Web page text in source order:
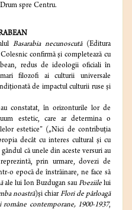
spre Centru.
Basarabia necunoscută (Editura
confirmă şi completează cu
redus de ideologii oficiali în
filozofi ai culturii universale
de impactul culturii ruse şi
constatat, în orizonturile lor de
estetic, care ar determina o
estetice” („Nici de contribuţia
decât cu interes cultural şi cu
că unele din aceste versuri au
prin urmare, dovezi de
o epocă de înstrăinare, ne face să
ale lui Ion Buzdugan sauPoeziile lui
noastră)şi chiarFlori de pârloagă
contemporane, 1900-1937,